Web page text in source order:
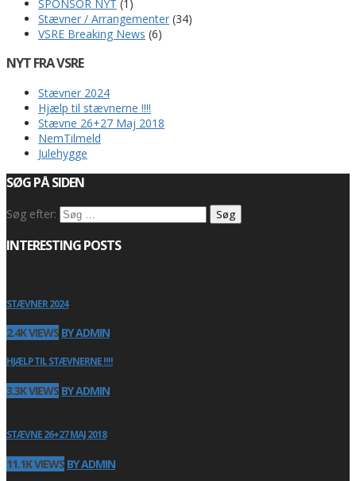
SPONSOR NYT (1)
Stævner / Arrangementer (34)
VSRE Breaking News (6)
NYT FRA VSRE
Stævner 2024
Hjælp til stævnerne !!!!
Stævne 26+27 Maj 2018
NemTilmeld
Julehygge
SØG PÅ SIDEN
Søg efter:
INTERESTING POSTS
STÆVNER 2024
2.4K VIEWS BY ADMIN
HJÆLP TIL STÆVNERNE !!!!
3.3K VIEWS BY ADMIN
STÆVNE 26+27 MAJ 2018
11.1K VIEWS BY ADMIN